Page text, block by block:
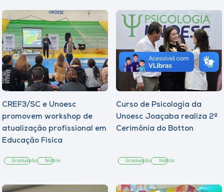
CREF3/SC e Unoesc
promovem workshop de
atualização profissional em
Educação Física
Graduação Notícia
Curso de Psicologia da
Unoesc Joaçaba realiza 2ª
Cerimônia do Botton
Graduação Notícia